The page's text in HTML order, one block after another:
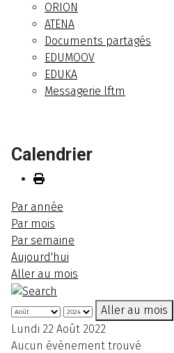
ORION
ATENA
Documents partagés
EDUMOOV
EDUKA
Messagerie lftm
Calendrier
Par année
Par mois
Par semaine
Aujourd'hui
Aller au mois
Aller au mois
Lundi 22 Août 2022
Aucun évènement trouvé